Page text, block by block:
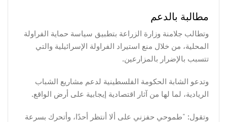
مطالبة بالدعم
وتطالب جلامنة وزارة الزراعة بتطبيق سياسة حماية الفراولة
المحلية، من خلال منع استيراد الفراولة الإسرائيلية والتي
تتسبب بالإضرار بالمزارعين.
وتدعو الشابة الحكومة الفلسطينية لدعم مشاريع الشباب
الريادية، لما لها من آثار اقتصادية إيجابية على أرض الواقع.
وتقول: "طموحي حفزني على ألا أنتظر أحدًا، وأتحرك بسرعة